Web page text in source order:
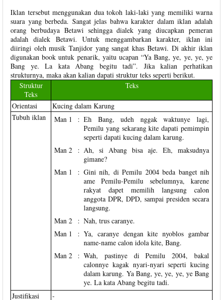
Iklan tersebut menggunakan dua tokoh laki-laki yang memiliki warna
suara yang berbeda. Sangat jelas bahwa karakter dalam iklan adalah
orang berbudaya Betawi sehingga dialek yang diucapkan pemeran
adalah dialek Betawi. Untuk menggambarkan karakter, iklan ini
diiringi oleh musik Tanjidor yang sangat khas Betawi. Di akhir iklan
digunakan book untuk penarik, yaitu ucapan “Ya Bang, ye, ye, ye, ye
Bang ye. La kata Abang begitu tadi”. Jika kalian perhatikan
strukturnya, maka akan kalian dapati struktur teks seperti berikut.
Struktur
Teks
Teks
Orientasi
Kucing dalam Karung
Tubuh iklan
Man 1 : Eh Bang, udeh nggak waktunye lagi,
Pemilu yang sekarang kite dapati pemimpin
seperti dapati kucing dalam karung.
Man 2
: Ah, si Abang bisa aje. Eh, maksudnya
gimane?
Man 1
: Gini nih, di Pemilu 2004 beda banget nih
ame Pemilu-Pemilu sebelumnya, karene
rakyat dapet memilih langsung calon
anggota DPR, DPD, sampai presiden secara
langsung.
Man 2
: Nah, trus caranye.
Man 1
: Ya, caranye dengan kite nyoblos gambar
name-name calon idola kite, Bang.
Man 2
: Wah, pastinye di Pemilu 2004, bakal
calonnye kagak nyari-nyari seperti kucing
dalam karung. Ya Bang, ye, ye, ye, ye Bang
ye. La kata Abang begitu tadi.
Justifikasi
-